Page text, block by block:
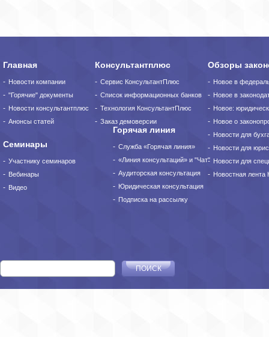
Главная
Новости компании
"Горячие" документы
Новости консультантплюс
Анонсы статей
Консультантплюс
Сервис КонсультантПлюс
Список информационных банков
Технология КонсультантПлюс
Заказ демоверсии
Обзоры
Новое в
Новое в
Новое:
Новое о
Новости для
Новости для
Новости для
Новостная лента
Горячая линия
Служба «Горячая линия»
«Линия консультаций» и "Чат"
Аудиторская консультация
Юридическая консультация
Подписка на рассылку
Семинары
Участнику семинаров
Вебинары
Видео